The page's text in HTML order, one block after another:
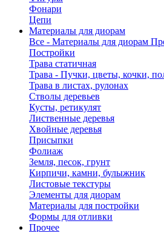
Фонари
Цепи
Материалы для диорам
Все - Материалы для диорам
Постройки
Трава статичная
Трава - Пучки, цветы, кочки,
Трава в листах, рулонах
Стволы деревьев
Кусты, ретикулят
Лиственные деревья
Хвойные деревья
Присыпки
Фолиаж
Земля, песок, грунт
Кирпичи, камни, булыжник
Листовые текстуры
Элементы для диорам
Материалы для постройки
Формы для отливки
Прочее